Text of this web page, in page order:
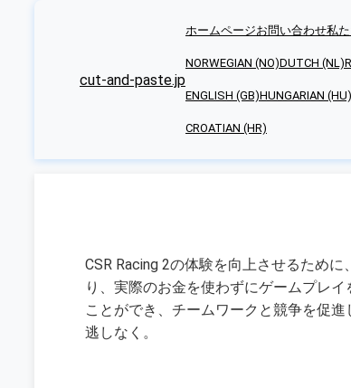
cut-and-paste.jp
ホームページお問い合わせ私
NORWEGIAN (NO)DUTCH (NL)
ENGLISH (GB)HUNGARIAN (HU)
CROATIAN (HR)
CSR Racing 2の体験を向上させるため
り、実際のお金を使わずにゲームプレ
ことができ、チームワークと競争を促
逃しなく。